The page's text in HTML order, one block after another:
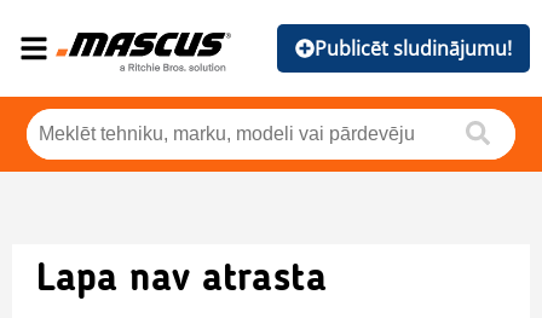
Publicēt sludinājumu!
Lapa nav atrasta